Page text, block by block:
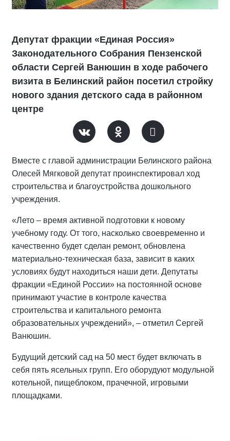
Депутат фракции «Единая Россия»
Законодательного Собрания Пензенской
области Сергей Ванюшин в ходе рабочего
визита в Белинский район посетил стройку
нового здания детского сада в районном
центре
Вместе с главой администрации Белинского района
Олесей Мягковой депутат проинспектировал ход
строительства и благоустройства дошкольного
учреждения.
«Лето – время активной подготовки к новому
учебному году. От того, насколько своевременно и
качественно будет сделан ремонт, обновлена
материально-техническая база, зависит в каких
условиях будут находиться наши дети. Депутаты
фракции «Единой России» на постоянной основе
принимают участие в контроле качества
строительства и капитального ремонта
образовательных учреждений», – отметил Сергей
Ванюшин.
Будущий детский сад на 50 мест будет включать в
себя пять ясельных групп. Его оборудуют модульной
котельной, пищеблоком, прачечной, игровыми
площадками.